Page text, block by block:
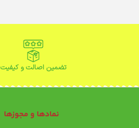
تضمین اصالت و کیفیت
نمادها و مجوزها